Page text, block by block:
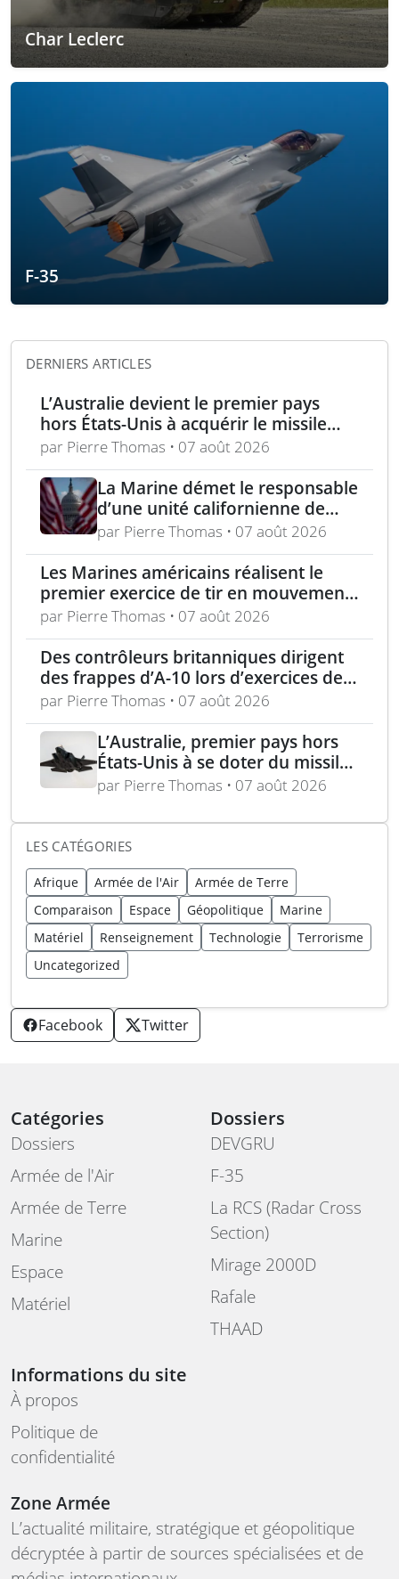
Char Leclerc
F-35
DERNIERS ARTICLES
L’Australie devient le premier pays
hors États-Unis à acquérir le missile
AIM-260 JATM
par Pierre Thomas • 07 août 2026
La Marine démet le responsable
d’une unité californienne de
formation médicale
par Pierre Thomas • 07 août 2026
Les Marines américains réalisent le
premier exercice de tir en mouvement
avec tir de couverture à Okinawa
par Pierre Thomas • 07 août 2026
Des contrôleurs britanniques dirigent
des frappes d’A-10 lors d’exercices de
soutien aérien rapproché
par Pierre Thomas • 07 août 2026
L’Australie, premier pays hors
États-Unis à se doter du missile
AIM-260 JATM
par Pierre Thomas • 07 août 2026
LES CATÉGORIES
Afrique Armée de l'Air
Armée de Terre
Comparaison
Espace Géopolitique
Marine
Matériel
Renseignement Technologie
Terrorisme
Uncategorized
Facebook Twitter
Catégories
Dossiers
Armée de l'Air
Armée de Terre
Marine
Espace
Matériel
Dossiers
DEVGRU
F-35
La RCS (Radar Cross
Section)
Mirage 2000D
Rafale
THAAD
Informations du site
À propos
Politique de
confidentialité
Zone Armée
L’actualité militaire, stratégique et géopolitique
décryptée à partir de sources spécialisées et de